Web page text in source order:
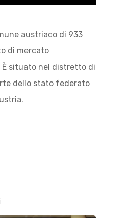
austriaco di 933
di mercato
È situato nel distretto di
dello stato federato